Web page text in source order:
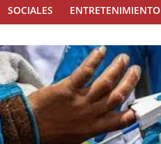
SOCIALES ENTRETENIMIENTO